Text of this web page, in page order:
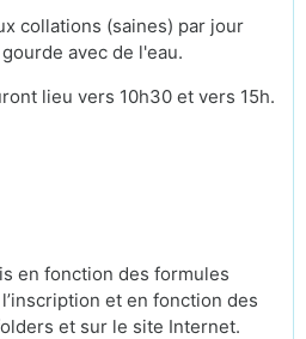
collations (saines) par jour
avec de l'eau.
lieu vers 10h30 et vers 15h.
en fonction des formules
et en fonction des
et sur le site Internet.